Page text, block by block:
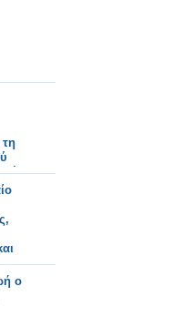
τη
νέο
ο